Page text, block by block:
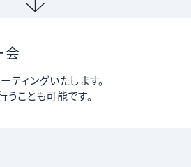
会
ィングいたします。
ことも可能です。